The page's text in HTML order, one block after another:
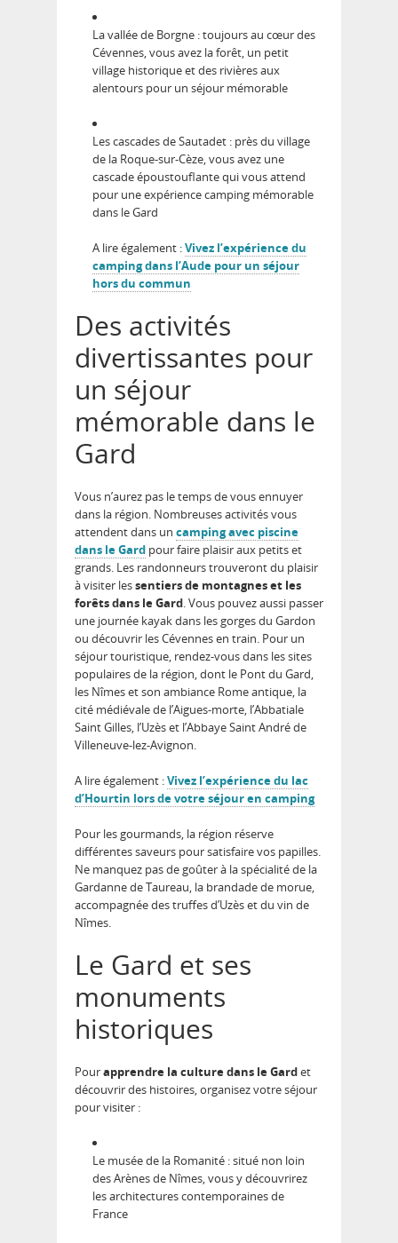
La vallée de Borgne : toujours au cœur des
Cévennes, vous avez la forêt, un petit
village historique et des rivières aux
alentours pour un séjour mémorable
Les cascades de Sautadet : près du village
de la Roque-sur-Cèze, vous avez une
cascade époustouflante qui vous attend
pour une expérience camping mémorable
dans le Gard
A lire également :Vivez l’expérience du
camping dans l’Aude pour un séjour
hors du commun
Des activités
divertissantes pour
un séjour
mémorable dans le
Gard
Vous n’aurez pas le temps de vous ennuyer
dans la région. Nombreuses activités vous
attendent dans un camping avec piscine
dans le Gard pour faire plaisir aux petits et
grands. Les randonneurs trouveront du plaisir
à visiter lessentiers de montagnes et les
forêts dans le Gard. Vous pouvez aussi passer
une journée kayak dans les gorges du Gardon
ou découvrir les Cévennes en train. Pour un
séjour touristique, rendez-vous dans les sites
populaires de la région, dont le Pont du Gard,
les Nîmes et son ambiance Rome antique, la
cité médiévale de l’Aigues-morte, l’Abbatiale
Saint Gilles, l’Uzès et l’Abbaye Saint André de
Villeneuve-lez-Avignon.
A lire également :Vivez l’expérience du lac
d’Hourtin lors de votre séjour en camping
Pour les gourmands, la région réserve
différentes saveurs pour satisfaire vos papilles.
Ne manquez pas de goûter à la spécialité de la
Gardanne de Taureau, la brandade de morue,
accompagnée des truffes d’Uzès et du vin de
Nîmes.
Le Gard et ses
monuments
historiques
Pourapprendre la culture dans le Gardet
découvrir des histoires, organisez votre séjour
pour visiter :
Le musée de la Romanité : situé non loin
des Arènes de Nîmes, vous y découvrirez
les architectures contemporaines de
France